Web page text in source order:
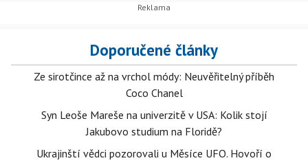
Doporučené články
Ze sirotčince až na vrchol módy: Neuvěřitelný příběh
Coco Chanel
Syn Leoše Mareše na univerzitě v USA: Kolik stojí
Jakubovo studium na Floridě?
Ukrajinští vědci pozorovali u Měsíce UFO. Hovoří o